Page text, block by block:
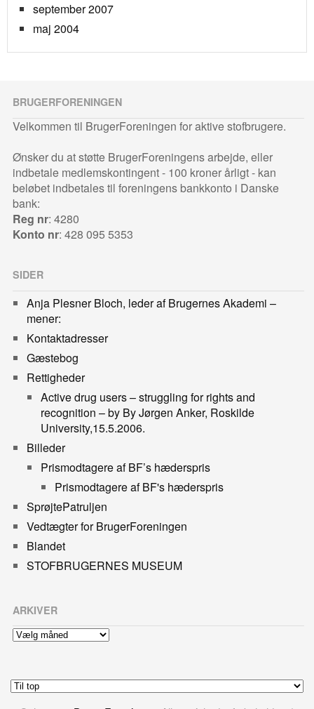
september 2007
maj 2004
BRUGERFORENINGEN
Velkommen til BrugerForeningen for aktive stofbrugere.
Ønsker du at støtte BrugerForeningens arbejde, eller
indbetale medlemskontingent - 100 kroner årligt - kan
beløbet indbetales til foreningens bankkonto i Danske
bank:
Reg nr: 4280
Konto nr: 428 095 5353
SIDER
Anja Plesner Bloch, leder af Brugernes Akademi –
mener:
Kontaktadresser
Gæstebog
Rettigheder
Active drug users – struggling for rights and
recognition – by By Jørgen Anker, Roskilde
University,15.5.2006.
Billeder
Prismodtagere af BF’s hæderspris
Prismodtagere af BF's hæderspris
SprøjtePatruljen
Vedtægter for BrugerForeningen
Blandet
STOFBRUGERNES MUSEUM
ARKIVER
Arkiver